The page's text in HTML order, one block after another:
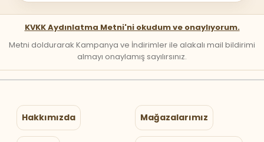
KVKK Aydınlatma Metni'ni okudum ve onaylıyorum.
Metni doldurarak Kampanya ve İndirimler ile alakalı mail bildirimi
almayı onaylamış sayılırsınız.
Hakkımızda Mağazalarımız